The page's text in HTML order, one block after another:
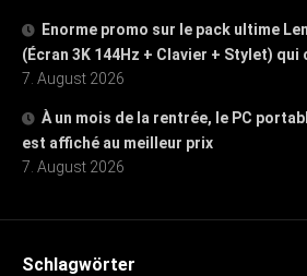
Enorme promo sur le pack ultime
(Écran 3K 144Hz + Clavier + Stylet) qui
7. August 2026
À un mois de la rentrée, le PC
est affiché au meilleur prix
7. August 2026
Schlagwörter